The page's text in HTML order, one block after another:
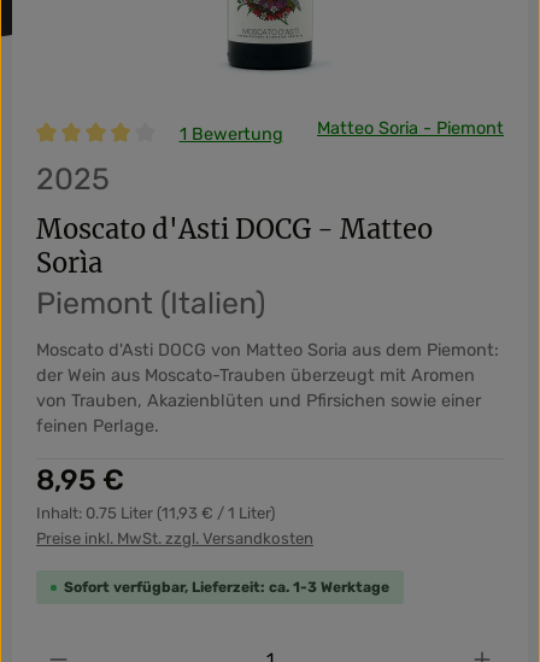
1 Bewertung Matteo Soria - Piemont
2025
Moscato d'Asti DOCG - Matteo
Sorìa
Piemont (Italien)
Moscato d'Asti DOCG von Matteo Soria aus dem Piemont:
der Wein aus Moscato-Trauben überzeugt mit Aromen
von Trauben, Akazienblüten und Pfirsichen sowie einer
feinen Perlage.
Regulärer Preis:
8,95 €
Inhalt: 0.75 Liter (11,93 € / 1 Liter)
Preise inkl. MwSt. zzgl. Versandkosten
Sofort verfügbar, Lieferzeit: ca. 1-3 Werktage
Produkt Anzahl: Gib den gewünschten Wert